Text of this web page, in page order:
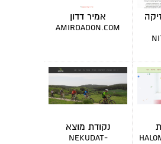
אמיר דדון
amirdadon.com
נקודת מוצא
nekudat-